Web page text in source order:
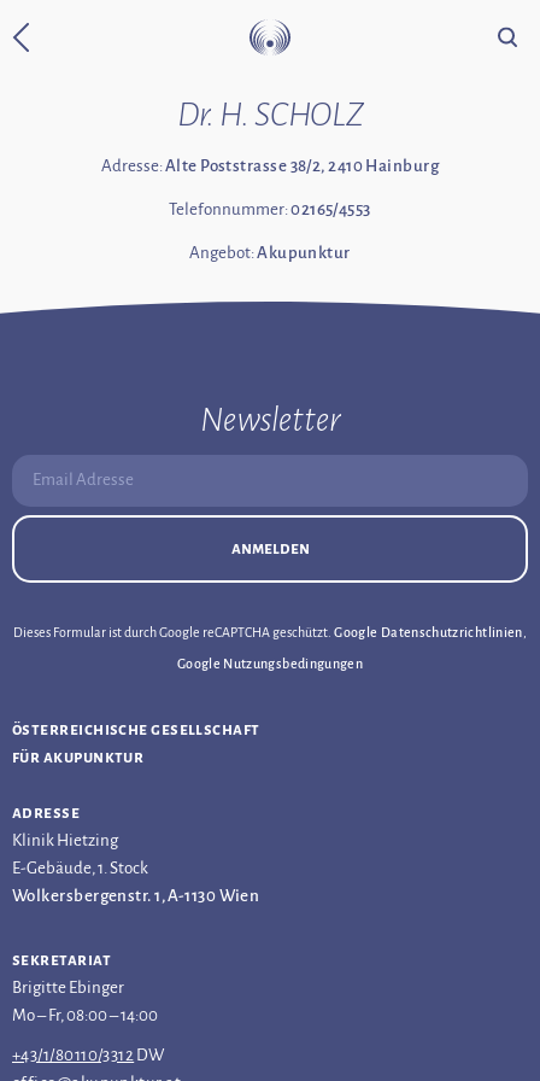
Zurück zur Startseite Suche
Dr. H. SCHOLZ
Adresse:Alte Poststrasse 38/2, 2410 Hainburg
Telefonnummer:02165/4553
Angebot:Akupunktur
Newsletter
Email Adresse:
anmelden
Dieses Formular ist durch Google reCAPTCHA geschützt.Google Datenschutzrichtlinien
Google Nutzungsbedingungen
österreichische gesellschaft
für akupunktur
adresse
Klinik Hietzing
E-Gebäude, 1. Stock
Wolkersbergenstr. 1, A-1130 Wien
sekretariat
Brigitte Ebinger
Mo – Fr, 08:00 – 14:00
+43/1/80110/3312 DW